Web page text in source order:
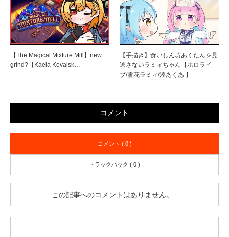
【The Magical Mixture Mill】new
grind?【Kaela Kovalsk…
【手描き】食いしん坊あくたんを見
逃さないラミィちゃん【ホロライ
ブ/雪花ラミィ/湊あくあ 】
コメント
コメント ( 0 )
トラックバック ( 0 )
この記事へのコメントはありません。